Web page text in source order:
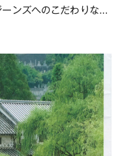
ンズへのこだわりなど